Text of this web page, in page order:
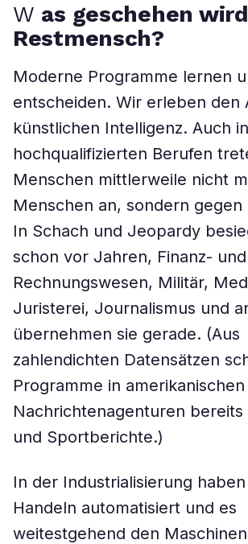
W as geschehen
Restmensch?
Moderne Programme lernen
entscheiden. Wir erleben den
künstlichen Intelligenz. Auch in
hochqualifizierten Berufen
Menschen mittlerweile nicht
Menschen an, sondern gegen
In Schach und Jeopardy
schon vor Jahren, Finanz- und
Rechnungswesen, Militär,
Juristerei, Journalismus und
übernehmen sie gerade. (Aus
zahlendichten Datensätzen
Programme in amerikanischen
Nachrichtenagenturen bereits
und Sportberichte.)
In der Industrialisierung
Handeln automatisiert und es
weitestgehend den